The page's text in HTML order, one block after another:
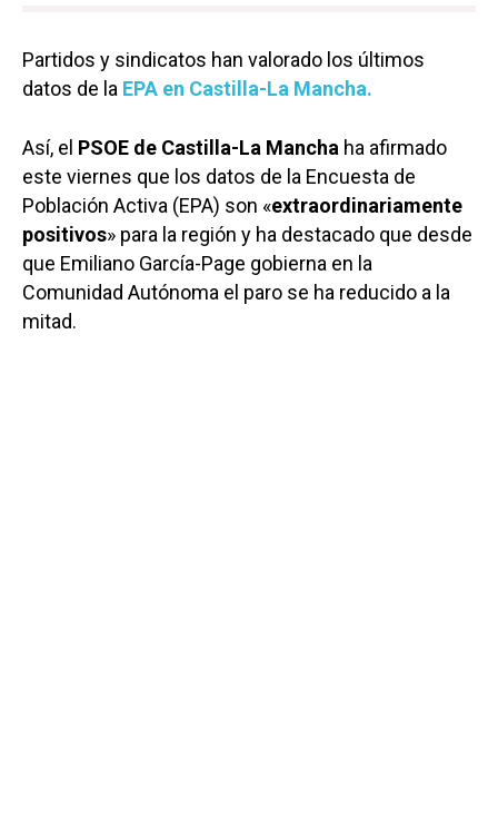
Partidos y sindicatos han valorado los últimos
datos de la EPA en Castilla-La Mancha.
Así, el PSOE de Castilla-La Mancha ha afirmado
este viernes que los datos de la Encuesta de
Población Activa (EPA) son «extraordinariamente
positivos» para la región y ha destacado que desde
que Emiliano García-Page gobierna en la
Comunidad Autónoma el paro se ha reducido a la
mitad.